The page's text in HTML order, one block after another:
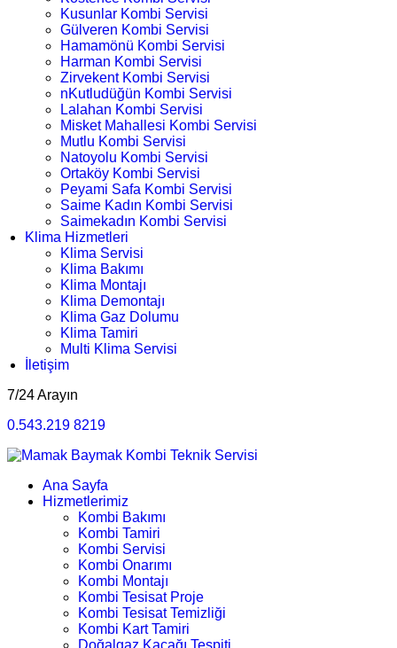
Kusunlar Kombi Servisi
Gülveren Kombi Servisi
Hamamönü Kombi Servisi
Harman Kombi Servisi
Zirvekent Kombi Servisi
nKutludüğün Kombi Servisi
Lalahan Kombi Servisi
Misket Mahallesi Kombi Servisi
Mutlu Kombi Servisi
Natoyolu Kombi Servisi
Ortaköy Kombi Servisi
Peyami Safa Kombi Servisi
Saime Kadın Kombi Servisi
Saimekadın Kombi Servisi
Klima Hizmetleri
Klima Servisi
Klima Bakımı
Klima Montajı
Klima Demontajı
Klima Gaz Dolumu
Klima Tamiri
Multi Klima Servisi
İletişim
7/24 Arayın
0.543.219 8219
Ana Sayfa
Hizmetlerimiz
Kombi Bakımı
Kombi Tamiri
Kombi Servisi
Kombi Onarımı
Kombi Montajı
Kombi Tesisat Proje
Kombi Tesisat Temizliği
Kombi Kart Tamiri
Doğalgaz Kaçağı Tespiti